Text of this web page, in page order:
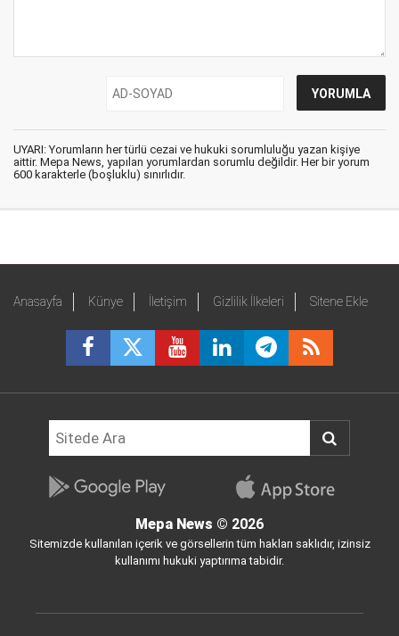
UYARI: Yorumların her türlü cezai ve hukuki sorumluluğu yazan kişiye
aittir. Mepa News, yapılan yorumlardan sorumlu değildir. Her bir yorum
600 karakterle (boşluklu) sınırlıdır.
Anasayfa Künye İletişim Gizlilik İlkeleri Sitene Ekle
Mepa News © 2026
Sitemizde kullanılan içerik ve görsellerin tüm hakları saklıdır, izinsiz
kullanımı hukuki yaptırıma tabidir.